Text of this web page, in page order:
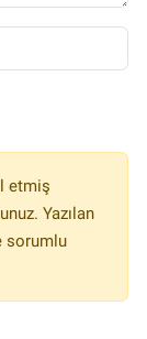
etmiş
Yazılan
sorumlu